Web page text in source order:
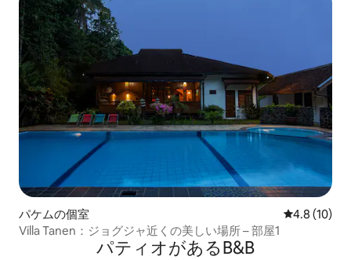
パケムの個室 レビュー10
4.8 (10)
Villa Tanen：ジョグジャ近くの美しい場所 – 部屋1
パティオがあるB&B